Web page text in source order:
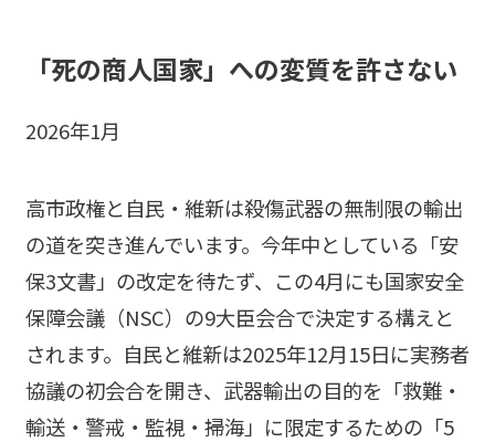
k
「死の商人国家」への変質を許さない
2026年1月
高市政権と自民・維新は殺傷武器の無制限の輸出
の道を突き進んでいます。今年中としている「安
保3文書」の改定を待たず、この4月にも国家安全
保障会議（NSC）の9大臣会合で決定する構えと
されます。自民と維新は2025年12月15日に実務者
協議の初会合を開き、武器輸出の目的を「救難・
輸送・警戒・監視・掃海」に限定するための「5